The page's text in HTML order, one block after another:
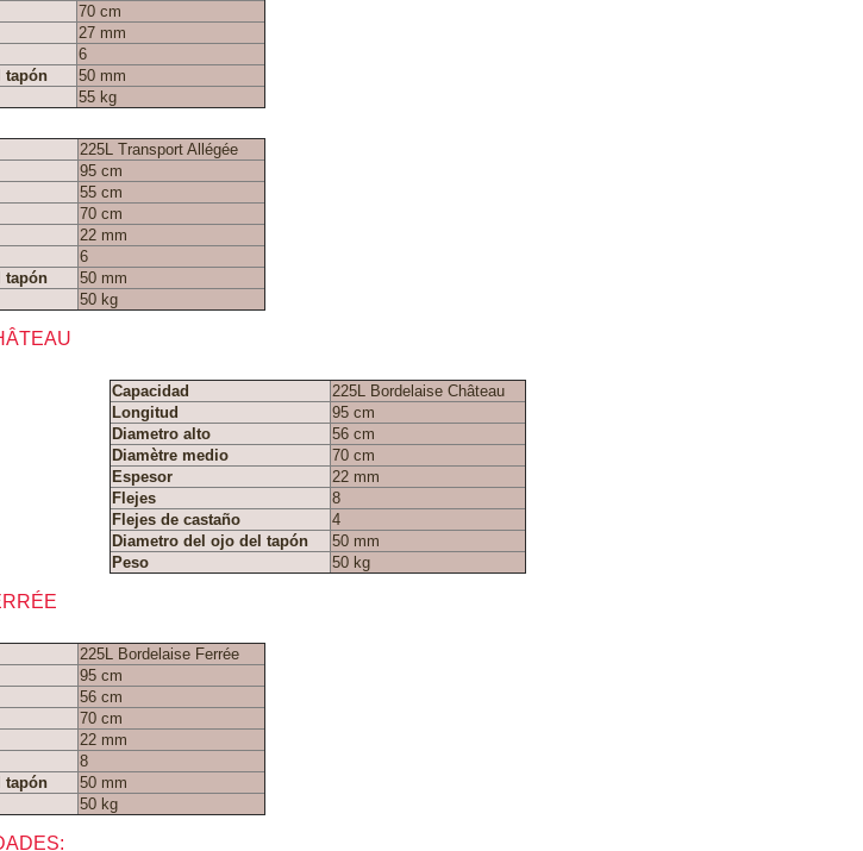
70 cm
27 mm
6
tapón
50 mm
55 kg
225L Transport Allégée
95 cm
55 cm
70 cm
22 mm
6
tapón
50 mm
50 kg
Capacidad
225L Bordelaise Château
Longitud
95 cm
Diametro alto
56 cm
Diamètre medio
70 cm
Espesor
22 mm
Flejes
8
Flejes de castaño
4
Diametro del ojo del tapón
50 mm
Peso
50 kg
225L Bordelaise Ferrée
95 cm
56 cm
70 cm
22 mm
8
tapón
50 mm
50 kg